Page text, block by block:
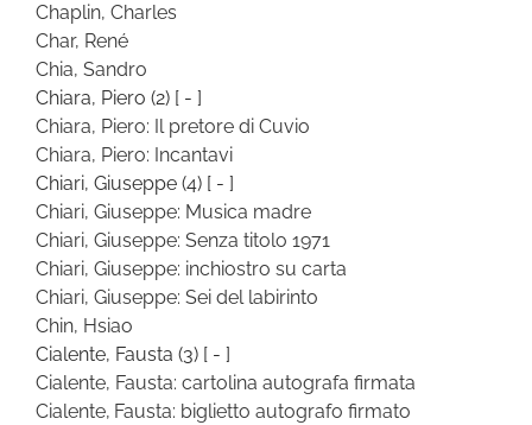
Chaplin, Charles
Char, René
Chia, Sandro
Chiara, Piero (2) [ - ]
Chiara, Piero: Il pretore di Cuvio
Chiara, Piero: Incantavi
Chiari, Giuseppe (4) [ - ]
Chiari, Giuseppe: Musica madre
Chiari, Giuseppe: Senza titolo 1971
Chiari, Giuseppe: inchiostro su carta
Chiari, Giuseppe: Sei del labirinto
Chin, Hsiao
Cialente, Fausta (3) [ - ]
Cialente, Fausta: cartolina autografa firmata
Cialente, Fausta: biglietto autografo firmato